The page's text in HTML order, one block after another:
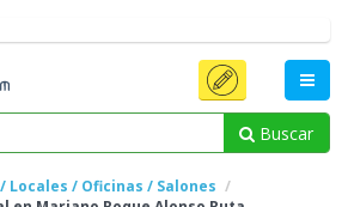
Buscar
Locales / Oficinas / Salones